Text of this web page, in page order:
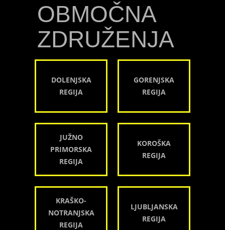
OBMOČNA
ZDRUŽENJA
DOLENJSKA
REGIJA
GORENJSKA
REGIJA
JUŽNO
PRIMORSKA
REGIJA
KOROŠKA
REGIJA
KRAŠKO-
NOTRANJSKA
REGIJA
LJUBLJANSKA
REGIJA